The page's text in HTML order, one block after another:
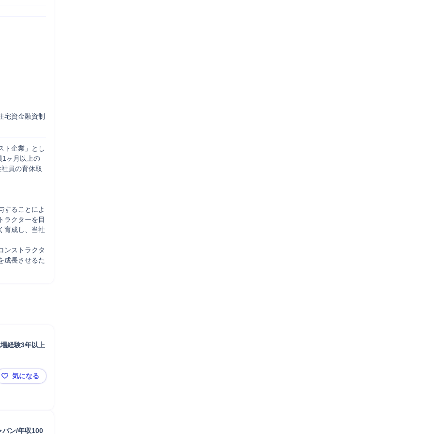
宅資金融資制
ト企業」とし
1ヶ月以上の
員の育休取
することによ
ラクターを目
育成し、当社
ンストラクタ
成長させるた
経験3年以上
【施工管理】年休122日/1・2級建築or施工管理技士資格者向け/現場経験3年以上
気になる
パン/年収100